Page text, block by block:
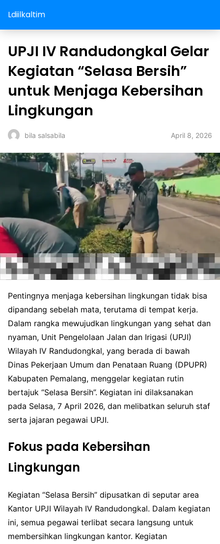
Ldiilkaltim
UPJI IV Randudongkal Gelar
Kegiatan “Selasa Bersih”
untuk Menjaga Kebersihan
Lingkungan
bila salsabila April 8, 2026
Pentingnya menjaga kebersihan lingkungan tidak bisa
dipandang sebelah mata, terutama di tempat kerja.
Dalam rangka mewujudkan lingkungan yang sehat dan
nyaman, Unit Pengelolaan Jalan dan Irigasi (UPJI)
Wilayah IV Randudongkal, yang berada di bawah
Dinas Pekerjaan Umum dan Penataan Ruang (DPUPR)
Kabupaten Pemalang, menggelar kegiatan rutin
bertajuk “Selasa Bersih”. Kegiatan ini dilaksanakan
pada Selasa, 7 April 2026, dan melibatkan seluruh staf
serta jajaran pegawai UPJI.
Fokus pada Kebersihan
Lingkungan
Kegiatan “Selasa Bersih” dipusatkan di seputar area
Kantor UPJI Wilayah IV Randudongkal. Dalam kegiatan
ini, semua pegawai terlibat secara langsung untuk
membersihkan lingkungan kantor. Kegiatan